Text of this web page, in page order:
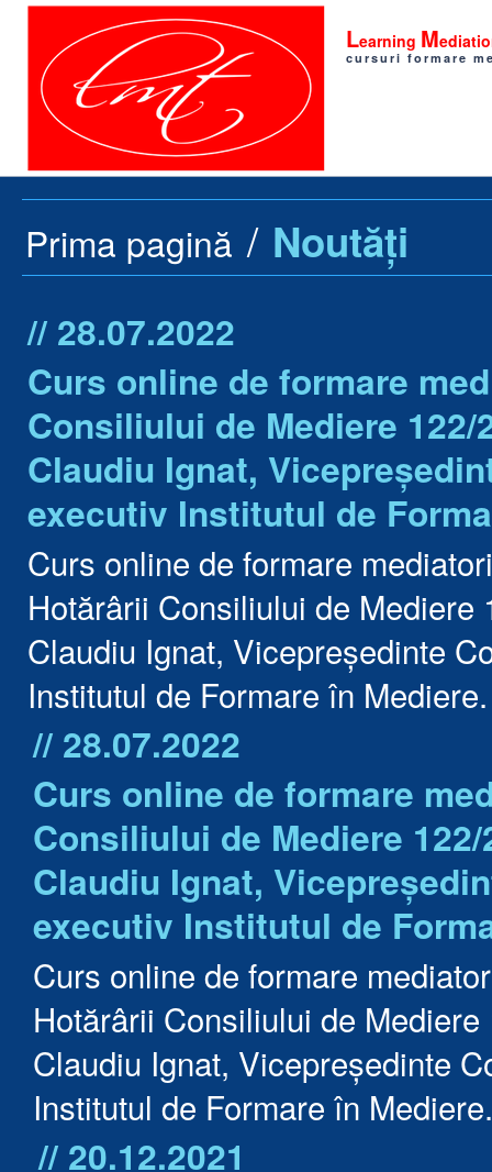
cursuri formare
Learning M
Prima pagină / Noutăţi
// 28.07.2022
Curs online de formare
Consiliului de Mediere 122/
Claudiu Ignat,
executiv Institutul de
Curs online de formare
Hotărârii Consiliului de Mediere
Claudiu Ignat, Vicepreședinte
Institutul de Formare în Mediere.
// 28.07.2022
Curs online de formare
Consiliului de Mediere
Claudiu Ignat,
executiv Institutul de
Curs online de formare
Hotărârii Consiliului de
Claudiu Ignat, Vicepreședinte
Institutul de Formare în Mediere.
// 20.12.2021